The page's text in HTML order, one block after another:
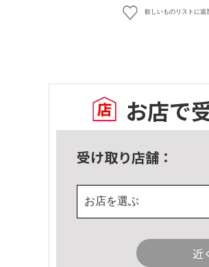
欲しいものリストに追
お店で
受け取り店舗：
お店を選ぶ
近